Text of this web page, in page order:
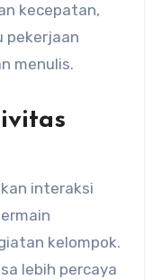
kecepatan,
pekerjaan
menulis.
interaksi
kelompok.
lebih percaya